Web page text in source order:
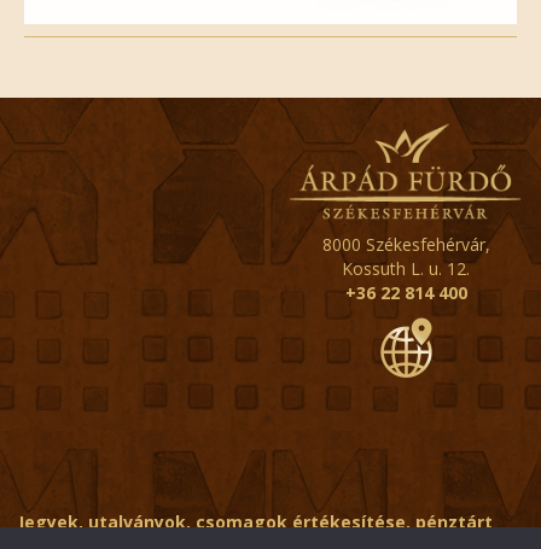
8000 Székesfehérvár,
Kossuth L. u. 12.
+36 22 814 400
Jegyek, utalványok, csomagok értékesítése, pénztárt